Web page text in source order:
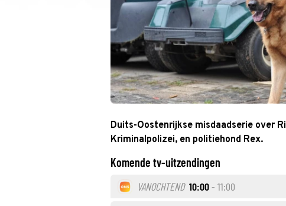
Duits-Oostenrijkse misdaadserie over
Kriminalpolizei, en politiehond Rex.
Komende tv-uitzendingen
VANOCHTEND 10:00- 11:00